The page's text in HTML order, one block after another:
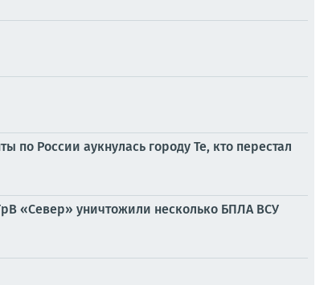
России аукнулась городу Те, кто перестал
«Север» уничтожили несколько БПЛА ВСУ